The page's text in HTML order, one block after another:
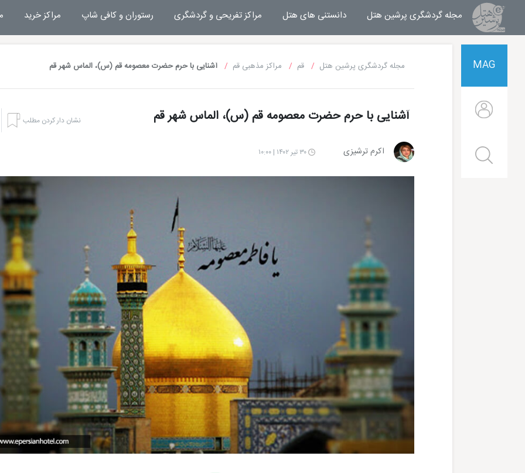
مجله گردشگری پرشین هتل مجله خبری پرشین هتل
دانستنی های هتل مراکز تفریحی و گردشگری رستوران و کافی شاپ مراکز خرید
MAG مجله گردشگری پرشین هتل قم مراکز مذهبی قم آشنایی با حرم حضرت معصومه قم (س)، الماس شهر قم
آشنایی با حرم حضرت معصومه قم (س)، الماس شهر قم نشان دار کردن مطلب
اکرم ترشیزی ۳۰ تیر ۱۴۰۲ | ۱۰:۰۰